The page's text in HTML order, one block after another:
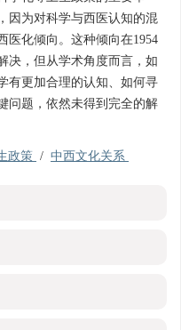
因为对科学与西医认知的混
医化倾向。这种倾向在1954
决，但从学术角度而言，如
有更加合理的认知、如何寻
问题，依然未得到完全的解
政策 / 中西文化关系